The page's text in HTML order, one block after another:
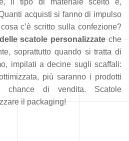
acquisti si fanno di impulso
c’è scritto sulla confezione?
scatole personalizzateche
soprattutto quando si tratta di
impilati a decine sugli scaffali:
più saranno i prodotti
di vendita. Scatole
il packaging!